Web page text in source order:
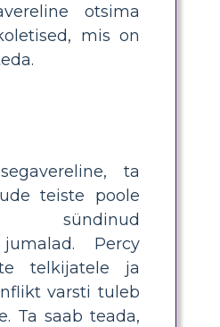
otsima
mis on
ta
teiste poole
sündinud
Percy
telkijatele ja
varsti tuleb
Ta saab teada,